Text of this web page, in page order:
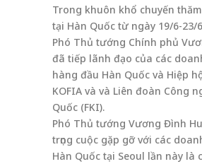
Trong khuôn khổ chuyến
tại Hàn Quốc từ ngày 19/6-23/
Phó Thủ tướng Chính phủ
đã tiếp lãnh đạo của các
hàng đầu Hàn Quốc và Hiệp
KOFIA và và Liên đoàn Công
Quốc (FKI).
Phó Thủ tướng Vương Đình
trọng cuộc gặp gỡ với các
Hàn Quốc tại Seoul lần này là